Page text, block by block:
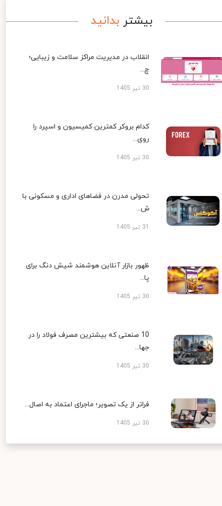
بیشتر بدانید
انقلاب در مدیریت مراکز سلامت و زیبایی؛
چ...
30 تیر 1405
کدام بروکر کمترین کمیسیون و اسپرد را
روی...
30 تیر 1405
تحولی مدرن در فضاهای اداری و مسکونی با
ش...
ظهور بازار آنلاین هوشمند شیش دنگ برای
پا...
30 تیر 1405
10 صنعتی که بیشترین مصرف فولاد را در
جها...
30 تیر 1405
فراتر از یک تصویر؛ ماجرای اعتماد به اصال...
30 تیر 1405